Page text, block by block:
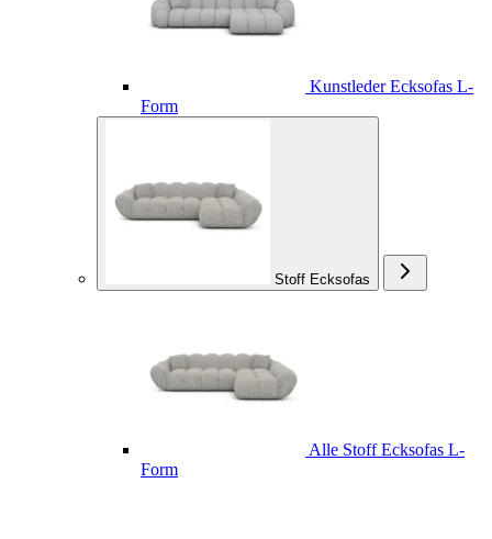
Kunstleder Ecksofas L-
Form
Stoff Ecksofas
Alle Stoff Ecksofas L-
Form